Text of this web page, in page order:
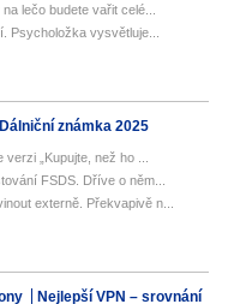
lečo budete vařit celé...
Psycholožka vysvětluje...
Dálniční známka 2025
„Kupujte, než ho ...
FSDS. Dříve o něm...
externě. Překvapivě n...
Nejlepší VPN – srovnání